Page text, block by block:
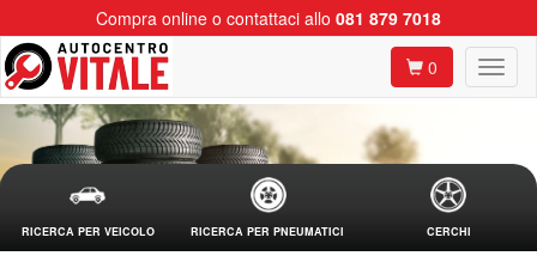
Compra online o contattaci allo 081 879 7018
0
RICERCA PER VEICOLO RICERCA PER PNEUMATICI CERCHI